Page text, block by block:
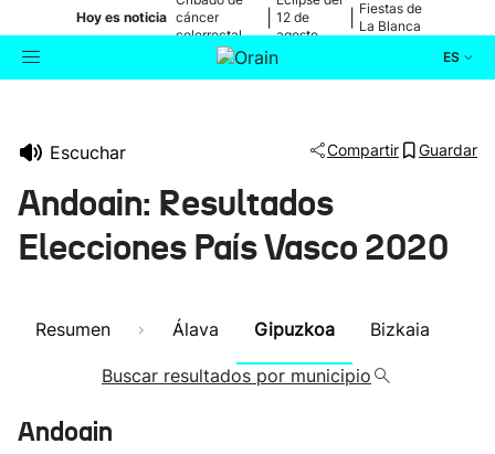
Hoy es noticia cáncer
colorrectal
12 de
agosto
Fiestas de
La Blanca
ES
Cultura
Escuchar Compartir Guardar
Andoain: Resultados
Elecciones País Vasco 2020
Resumen Álava Gipuzkoa Bizkaia
Buscar resultados por municipio
Andoain